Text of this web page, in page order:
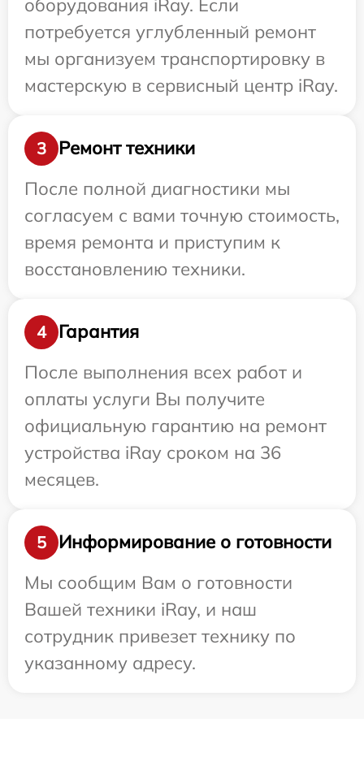
потребуется углубленный ремонт
мы организуем транспортировку в
мастерскую в сервисный центр iRay.
3
Ремонт техники
После полной диагностики мы
согласуем с вами точную стоимость,
время ремонта и приступим к
восстановлению техники.
4
Гарантия
После выполнения всех работ и
оплаты услуги Вы получите
официальную гарантию на ремонт
устройства iRay сроком на 36
месяцев.
5
Информирование о готовности
Мы сообщим Вам о готовности
Вашей техники iRay, и наш
сотрудник привезет технику по
указанному адресу.